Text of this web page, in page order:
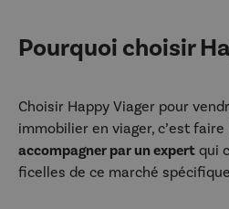
Pourquoi choisir
Choisir Happy Viager pour
immobilier en viager, c’est faire
accompagner par un expert qui
ficelles de ce marché